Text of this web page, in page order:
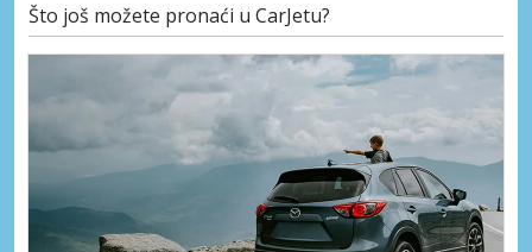
Što još možete pronaći u CarJetu?